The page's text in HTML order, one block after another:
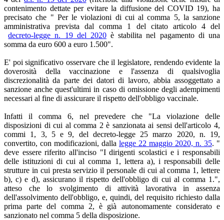
contenimento dettate per evitare la diffusione del COVID 19), ha
precisato che " Per le violazioni di cui al comma 5, la sanzione
amministrativa prevista dal comma 1 del citato articolo 4 del
decreto-legge n. 19 del 2020è stabilita nel pagamento di una
somma da euro 600 a euro 1.500".
E' poi significativo osservare che il legislatore, rendendo evidente la
doverosità della vaccinazione e l'assenza di qualsivoglia
discrezionalità da parte dei datori di lavoro, abbia assoggettato a
sanzione anche quest'ultimi in caso di omissione degli adempimenti
necessari al fine di assicurare il rispetto dell'obbligo vaccinale.
Infatti il comma 6, nel prevedere che "La violazione delle
disposizioni di cui al comma 2 è sanzionata ai sensi dell'articolo 4,
commi 1, 3, 5 e 9, del decreto-legge 25 marzo 2020, n. 19,
convertito, con modificazioni, dalla legge 22 maggio 2020, n. 35. "
deve essere riferito all'inciso "I dirigenti scolastici e i responsabili
delle istituzioni di cui al comma 1, lettera a), i responsabili delle
strutture in cui presta servizio il personale di cui al comma 1, lettere
b), c) e d), assicurano il rispetto dell'obbligo di cui al comma 1.",
atteso che lo svolgimento di attività lavorativa in assenza
dell'assolvimento dell'obbligo, e, quindi, del requisito richiesto dalla
prima parte del comma 2, è già autonomamente considerato e
sanzionato nel comma 5 della disposizione.